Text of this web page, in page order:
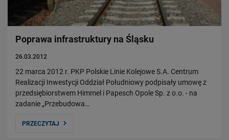
Poprawa infrastruktury na Śląsku
26.03.2012
22 marca 2012 r. PKP Polskie Linie Kolejowe S.A. Centrum
Realizacji Inwestycji Oddział Południowy podpisały umowę z
przedsiębiorstwem Himmel i Papesch Opole Sp. z o.o. - na
zadanie „Przebudowa…
PRZECZYTAJ